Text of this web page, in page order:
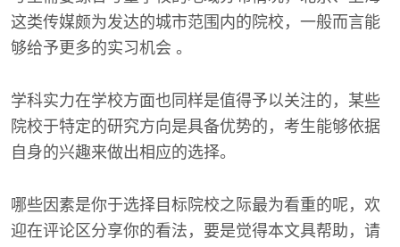
这类传媒颇为发达的城市范围内的院校，一般而言能
够给予更多的实习机会 。
学科实力在学校方面也同样是值得予以关注的，某些
院校于特定的研究方向是具备优势的，考生能够依据
自身的兴趣来做出相应的选择。
哪些因素是你于选择目标院校之际最为看重的呢，欢
迎在评论区分享你的看法，要是觉得本文具帮助，请